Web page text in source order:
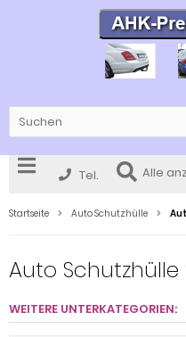
Tel. Alle
Startseite Auto Schutzhülle
Auto
WEITERE UNTERKATEGORIEN: